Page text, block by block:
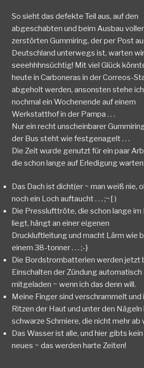
So sieht das defekte Teil aus, auf den
abgeschabten und beim Ausbau
zerstörten Gummiring, der per Post
Deutschland unterwegs ist, warten wir
seeehhhnsüchtig! Mit viel Glück
heute in Carboneras in der Correos-
abgeholt werden, ansonsten stehe ich
nochmal ein Wochenende auf einem
Werkstatthof in der Pampa . . .
Nur ein recht unscheinbarer
der Bus steht wie festgenagelt . . .
Die Zeit wurde genutzt für ein paar
die schon lange auf Erledigung warten:
Das Dach ist dicht(er ~ man weiß nie,
noch ein Loch auftaucht . . . ;~[ )
Die Presslufttröte, die schon lange im
liegt, hängt an einer eigenen
Druckluftleitung und macht Lärm wie
einem 38-tonner . . . ;-}
Die Bordstrombatterien werden jetzt
Einschalten der Zündung automatisch
mitgeladen ~ wenn ich das denn will.
Meine Finger sind verschrammelt und
Ritzen der Haut und unter den
schwarze Schmiere, die nicht mehr ab
Das Wasser ist alle, und hier gibts kein
neues ~ das werden harte Zeiten!